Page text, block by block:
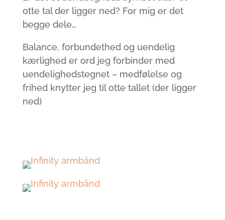
otte tal der ligger ned? For mig er det
begge dele…
Balance, forbundethed og uendelig
kærlighed er ord jeg forbinder med
uendelighedstegnet – medfølelse og
frihed knytter jeg til otte tallet (der ligger
ned)